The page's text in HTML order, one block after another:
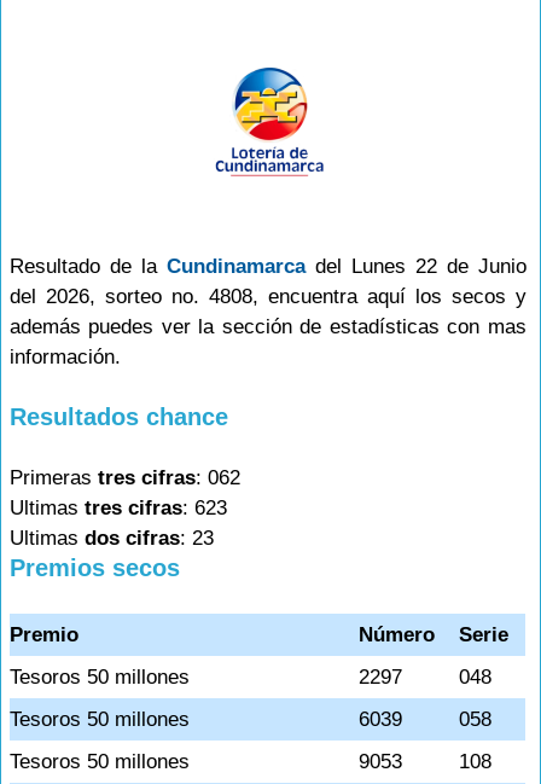
Resultado de la Cundinamarcadel Lunes 22 de Junio
del 2026, sorteo no. 4808, encuentra aquí los secos y
además puedes ver la sección de estadísticas con mas
información.
Resultados chance
Primeras tres cifras: 062
Ultimas tres cifras: 623
Ultimas dos cifras: 23
Premios secos
Premio Número
Serie
Tesoros 50 millones
2297
048
Tesoros 50 millones
6039
058
Tesoros 50 millones
9053
108